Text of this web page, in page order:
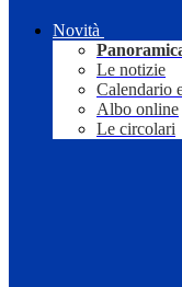
Novità
Le notizie
Calendario
Albo online
Le circolari